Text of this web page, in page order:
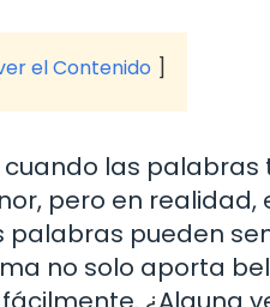
el Contenido
las
pero en
palabras pueden
no solo aporta